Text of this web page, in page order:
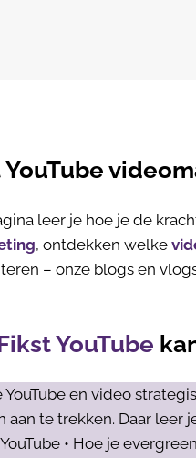
leer je hoe je de
, ontdekken welke
– onze blogs en
YouTube
en video
te trekken. Daar leer
• Hoe je